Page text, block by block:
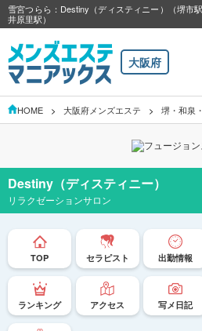
雪宮つらら：Destiny（ディスティニー）（堺市
井原里駅）
大阪府
HOME 大阪府メンズエステ 堺・和泉
Destiny（ディスティニー）
リラクゼーションサロン
TOP セラピスト 出勤情報
ランキング アクセス 写メ日記